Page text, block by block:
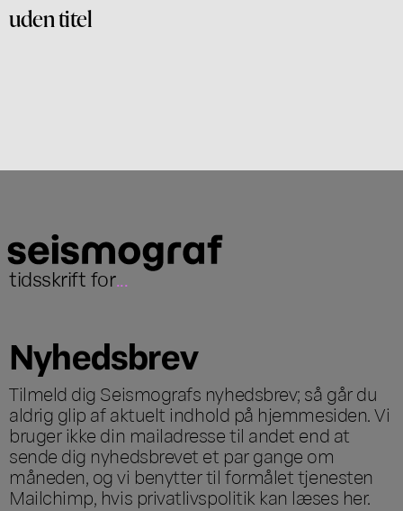
uden titel
tidsskrift for...
Nyhedsbrev
Tilmeld dig Seismografs nyhedsbrev; så går du
aldrig glip af aktuelt indhold på hjemmesiden. Vi
bruger ikke din mailadresse til andet end at
sende dig nyhedsbrevet et par gange om
måneden, og vi benytter til formålet tjenesten
Mailchimp, hvis privatlivspolitik kan læses her.